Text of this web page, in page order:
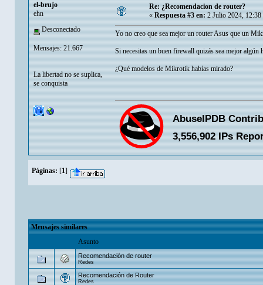
el-brujo
ehn
Desconectado
Mensajes: 21.667
La libertad no se suplica,
se conquista
Re: ¿Recomendacion de router?
« Respuesta #3 en: 2 Julio 2024, 12:38
Yo no creo que sea mejor un router Asus que un
Si necesitas un buen firewall quizás sea mejor algún
¿Qué modelos de Mikrotik habías mirado?
Páginas: [1]
Mensajes similares
Asunto
Recomendación de router
Redes
Recomendación de Router
Redes